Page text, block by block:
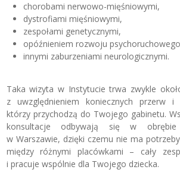
chorobami nerwowo-mięśniowymi,
dystrofiami mięśniowymi,
zespołami genetycznymi,
opóźnieniem rozwoju
innymi zaburzeniami neurologicznymi.
Taka wizyta w Instytucie trwa zwykle
z uwzględnieniem koniecznych przerw i
którzy przychodzą do Twojego gabinetu.
konsultacje odbywają się w obrębie
w Warszawie, dzięki czemu nie ma
między różnymi placówkami – cały
i pracuje wspólnie dla Twojego dziecka.